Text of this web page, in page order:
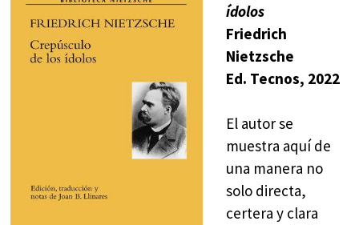
ídolos
Friedrich
Nietzsche
Ed. Tecnos, 2022
El autor se
muestra aquí de
una manera no
solo directa,
certera y clara